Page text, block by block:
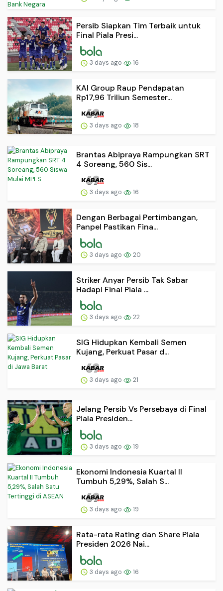
Persib Siapkan Tim Terbaik untuk
Final Piala Presi...
3 days ago 16
KAI Group Raup Pendapatan
Rp17,96 Triliun Semester...
3 days ago 18
Brantas Abipraya Rampungkan SRT
4 Soreang, 560 Sis...
3 days ago 16
Dengan Berbagai Pertimbangan,
Panpel Pastikan Fina...
3 days ago 20
Striker Anyar Persib Tak Sabar
Hadapi Final Piala ...
3 days ago 22
SIG Hidupkan Kembali Semen
Kujang, Perkuat Pasar d...
3 days ago 21
Jelang Persib Vs Persebaya di Final
Piala Presiden...
3 days ago 19
Ekonomi Indonesia Kuartal II
Tumbuh 5,29%, Salah S...
3 days ago 19
Rata-rata Rating dan Share Piala
Presiden 2026 Nai...
3 days ago 16